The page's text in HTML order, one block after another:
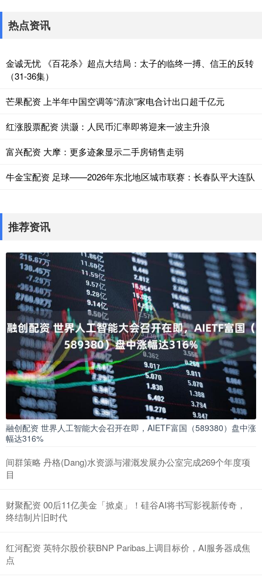
热点资讯
金诚无忧 《百花杀》超点大结局：太子的临终一搏、信王的反转
（31-36集）
芒果配资 上半年中国空调等“清凉”家电合计出口超千亿元
红涨股票配资 洪灏：人民币汇率即将迎来一波主升浪
富兴配资 大摩：更多迹象显示二手房销售走弱
牛金宝配资 足球——2026年东北地区城市联赛：长春队平大连队
推荐资讯
融创配资 世界人工智能大会召开在即，AIETF富国（589380）盘中涨
幅达316%
间群策略 丹格(Dang)水资源与灌溉发展办公室完成269个年度项
目
财聚配资 00后11亿美金「掀桌」！硅谷AI将书写影视新传奇，
终结制片旧时代
红河配资 英特尔股价获BNP Paribas上调目标价，AI服务器成焦
点